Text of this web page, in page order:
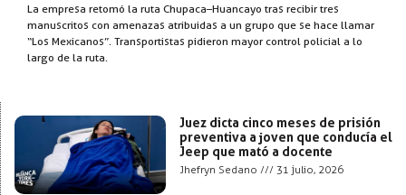
La empresa retomó la ruta Chupaca–Huancayo tras recibir tres
manuscritos con amenazas atribuidas a un grupo que se hace llamar
“Los Mexicanos”. Transportistas pidieron mayor control policial a lo
largo de la ruta.
Juez dicta cinco meses de prisión
preventiva a joven que conducía el
Jeep que mató a docente
Jhefryn Sedano 31 julio, 2026